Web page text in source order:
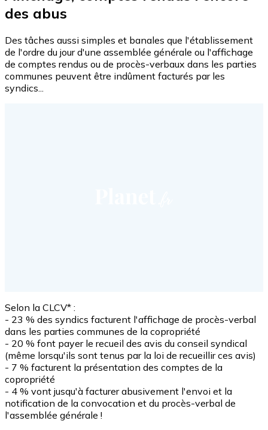
des abus
Des tâches aussi simples et banales que l'établissement
de l'ordre du jour d'une assemblée générale ou l'affichage
de comptes rendus ou de procès-verbaux dans les parties
communes peuvent être indûment facturés par les
syndics...
Selon la CLCV* :
- 23 % des syndics facturent l'affichage de procès-verbal
dans les parties communes de la copropriété
- 20 % font payer le recueil des avis du conseil syndical
(même lorsqu'ils sont tenus par la loi de recueillir ces avis)
- 7 % facturent la présentation des comptes de la
copropriété
- 4 % vont jusqu'à facturer abusivement l'envoi et la
notification de la convocation et du procès-verbal de
l'assemblée générale !